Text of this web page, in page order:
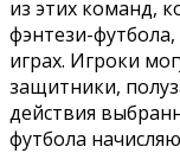
из этих команд,
фэнтези-
играх. Игроки
защитники,
действия
футбола